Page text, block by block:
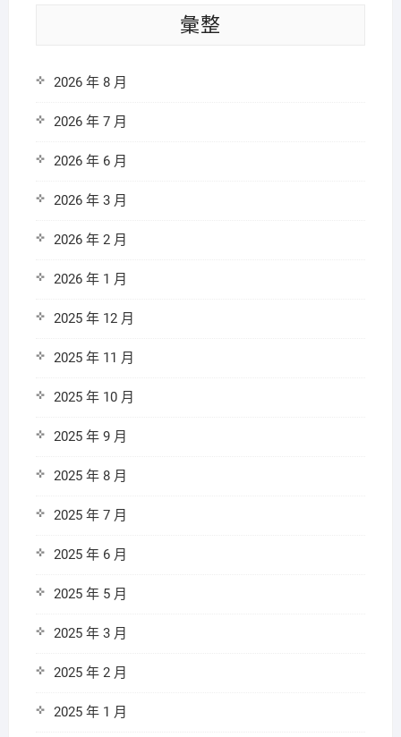
彙整
2026 年 8 月
2026 年 7 月
2026 年 6 月
2026 年 3 月
2026 年 2 月
2026 年 1 月
2025 年 12 月
2025 年 11 月
2025 年 10 月
2025 年 9 月
2025 年 8 月
2025 年 7 月
2025 年 6 月
2025 年 5 月
2025 年 3 月
2025 年 2 月
2025 年 1 月